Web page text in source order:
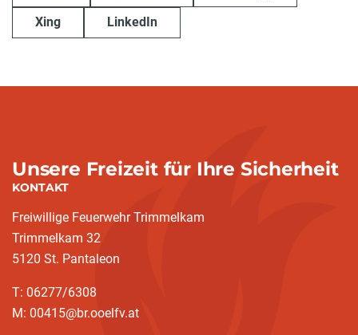
Xing LinkedIn
Unsere Freizeit für Ihre Sicherheit
KONTAKT
Freiwillige Feuerwehr Trimmelkam
Trimmelkam 32
5120 St. Pantaleon
T: 06277/6308
M: 00415@br.ooelfv.at